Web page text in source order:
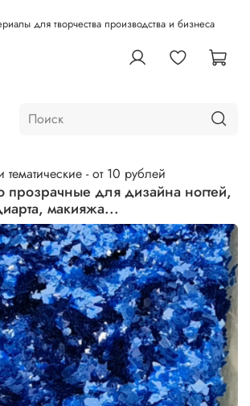
для творчества производства и бизнеса
тематические - от 10 рублей
прозрачные для дизайна ногтей,
макияжа...